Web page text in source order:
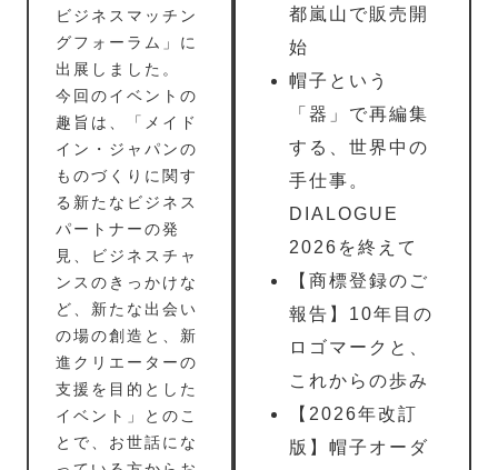
ビジネスマッチン
グフォーラム」に
出展しました。
今回のイベントの
趣旨は、「メイド
イン・ジャパンの
ものづくりに関す
る新たなビジネス
パートナーの発
見、ビジネスチャ
ンスのきっかけな
ど、新たな出会い
の場の創造と、新
進クリエーターの
支援を目的とした
イベント」とのこ
とで、お世話にな
都嵐山で販売開
始
帽子という
「器」で再編集
する、世界中の
手仕事。
DIALOGUE
2026を終えて
【商標登録のご
報告】10年目の
ロゴマークと、
これからの歩み
【2026年改訂
版】帽子オーダ